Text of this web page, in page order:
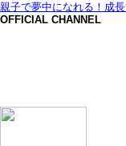
親子で夢中になれる！成
OFFICIAL CHANNEL